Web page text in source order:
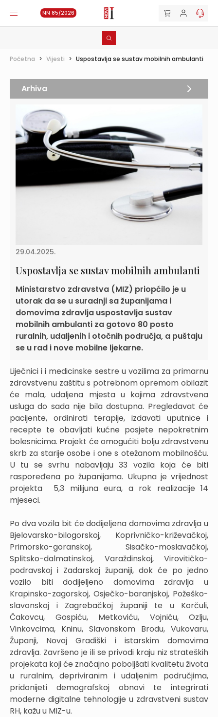
NN 85/2026
Početna > Vijesti > Uspostavlja se sustav mobilnih ambulanti
29.04.2025.
Uspostavlja se sustav mobilnih ambulanti
Ministarstvo zdravstva (MIZ) priopćilo je u
utorak da se u suradnji sa županijama i
domovima zdravlja uspostavlja sustav
mobilnih ambulanti za gotovo 80 posto
ruralnih, udaljenih i otočnih područja, a puštaju
se u rad i nove mobilne ljekarne.
Liječnici i i medicinske sestre u vozilima za primarnu
zdravstvenu zaštitu s potrebnom opremom obilazit
će mala, udaljena mjesta u kojima zdravstvena
usluga do sada nije bila dostupna. Pregledavat će
pacijente, ordinirati terapije, izdavati uputnice i
recepte te obavljati kućne posjete nepokretnim
bolesnicima. Projekt će omogućiti bolju zdravstvenu
skrb za starije osobe i one s otežanom mobilnošću.
U tu se svrhu nabavljaju 33 vozila koja će biti
raspoređena po županijama. Ukupna je vrijednost
projekta 5,3 milijuna eura, a rok realizacije 14
mjeseci.
Po dva vozila bit će dodijeljena domovima zdravlja u
Bjelovarsko-bilogorskoj, Koprivničko-križevačkoj,
Primorsko-goranskoj, Sisačko-moslavačkoj,
Splitsko-dalmatinskoj, Varaždinskoj, Virovitičko-
podravskoj i Zadarskoj županiji, dok će po jedno
vozilo biti dodijeljeno domovima zdravlja u
Krapinsko-zagorskoj, Osječko-baranjskoj, Požeško-
slavonskoj i Zagrebačkoj županiji te u Korčuli,
Čakovcu, Gospiću, Metkoviću, Vojniću, Ozlju,
Vinkovcima, Kninu, Slavonskom Brodu, Vukovaru,
Županji, Novoj Gradiški i istarskim domovima
zdravlja. Završeno je ili se privodi kraju niz strateških
projekata koji će značajno poboljšati kvalitetu života
u ruralnim, depriviranim i udaljenim područjima,
pridonijeti demografskoj obnovi te integrirati
moderne digitalne tehnologije u zdravstveni sustav
RH, kažu u MIZ-u.
Arhiva